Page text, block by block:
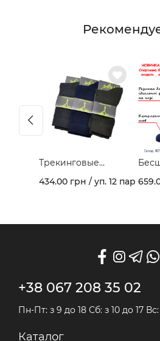
Трекинговые
демисезонные
носки 403В
434.00 грн / уп. 12 пар
из
+38 067 208 35 02
Пн-Пт: з 9 до 18 Сб: з 10 до 17 Вс:
Каталог